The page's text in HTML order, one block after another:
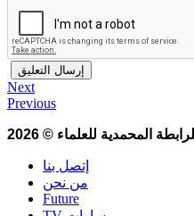
Next
Previous
2026 © المحمدية للعلماء
إتصل بنا
من نحن
Future